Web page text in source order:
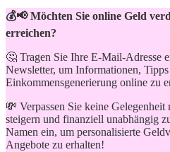
💰📢 Möchten Sie online Geld
erreichen?
🤔 Tragen Sie Ihre E-Mail-Adresse
Newsletter, um Informationen,
Einkommensgenerierung online zu
💸 Verpassen Sie keine
steigern und finanziell unabhängig
Namen ein, um personalisierte
Angebote zu erhalten!